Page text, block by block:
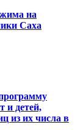
на
Саха
и детей,
из их числа в